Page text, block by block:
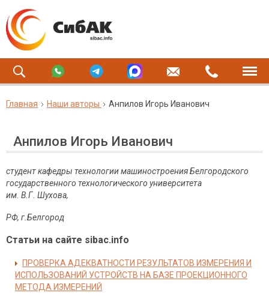
Главная Наши авторы Анпилов Игорь Иванович
Анпилов Игорь Иванович
студент кафедры технологии машиностроения Белгородского
государственного технологического университета
им. В.Г. Шухова,
РФ, г.Белгород
Статьи на сайте sibac.info
ПРОВЕРКА АДЕКВАТНОСТИ РЕЗУЛЬТАТОВ ИЗМЕРЕНИЯ И
ИСПОЛЬЗОВАНИЙ УСТРОЙСТВ НА БАЗЕ ПРОЕКЦИОННОГО
МЕТОДА ИЗМЕРЕНИЙ